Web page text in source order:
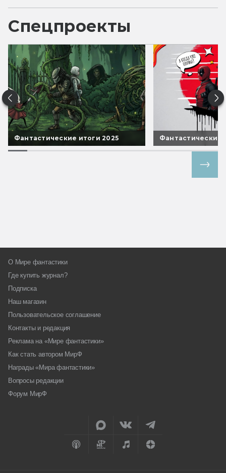
Спецпроекты
Фантастические итоги 2025 Фантастические
О Мире фантастики
Где купить журнал?
Подписка
Наш магазин
Пользовательское соглашение
Контакты и редакция
Реклама на «Мире фантастики»
Как стать автором МирФ
Награды «Мира фантастики»
Вопросы редакции
Форум МирФ